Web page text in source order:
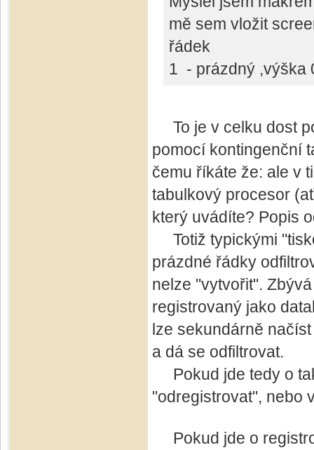
mě sem vložit
řádek
1 - prázdný ,výška
To je v celku dost
pomocí kontingenční
čemu říkáte že: ale v
tabulkový procesor
který uvádíte? Popis
Totiž typickými
prázdné řádky
nelze "vytvořit".
registrovaný jako
lze sekundárně
a dá se odfiltrovat.
Pokud jde tedy o
"odregistrovat", nebo
Pokud jde o